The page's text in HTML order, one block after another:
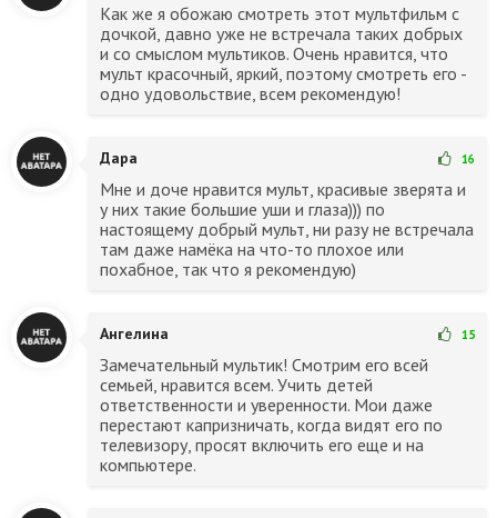
Как же я обожаю смотреть этот мультфильм с
дочкой, давно уже не встречала таких добрых
и со смыслом мультиков. Очень нравится, что
мульт красочный, яркий, поэтому смотреть его -
одно удовольствие, всем рекомендую!
Дара 16
Мне и доче нравится мульт, красивые зверята и
у них такие большие уши и глаза))) по
настоящему добрый мульт, ни разу не встречала
там даже намёка на что-то плохое или
похабное, так что я рекомендую)
Ангелина 15
Замечательный мультик! Смотрим его всей
семьей, нравится всем. Учить детей
ответственности и уверенности. Мои даже
перестают капризничать, когда видят его по
телевизору, просят включить его еще и на
компьютере.